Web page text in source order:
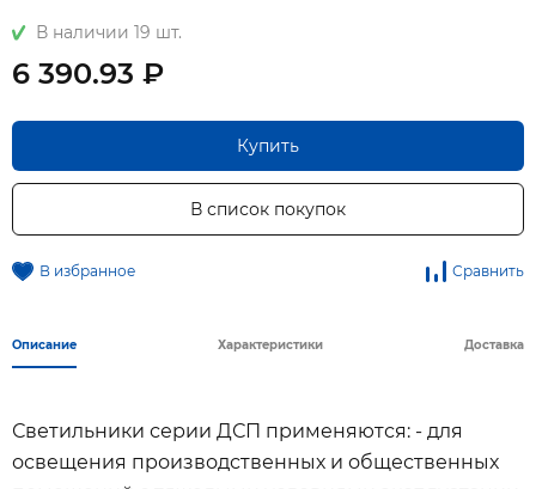
В наличии 19 шт.
6 390.93 ₽
Купить
В список покупок
В избранное Сравнить
Описание Характеристики Доставка
Светильники серии ДСП применяются: - для
освещения производственных и общественных